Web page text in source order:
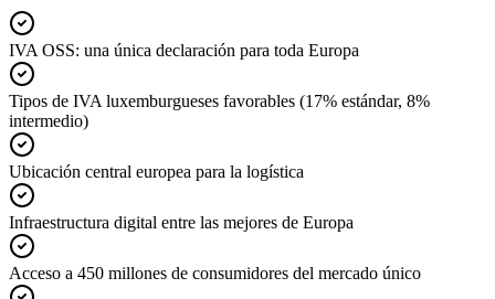
IVA OSS: una única declaración para toda Europa
Tipos de IVA luxemburgueses favorables (17% estándar, 8%
intermedio)
Ubicación central europea para la logística
Infraestructura digital entre las mejores de Europa
Acceso a 450 millones de consumidores del mercado único